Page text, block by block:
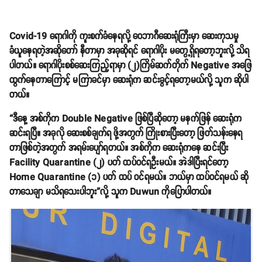
Covid-19 ရောဂါကို ကူးစက်ခံနေရလို့ ဝေဘာဂီဆေးရုံကြီးမှာ ဆေးကုသမှု
ခံယူနေရတဲ့အဆိုတော် နီတာမှာ အခုဆိုရင် ရောဂါပိုး မတွေ့ရှိရတော့ဘူးလို့ သိရ
ပါတယ်။ ရောဂါပိုးစစ်ဆေးကြည့်ရာမှာ (၂)ကြိမ်ဆက်တိုက် Negative အဖြေ
ထွက်နေတာကြောင့် မကြာခင်မှာ ဆေးရုံက ဆင်းခွင့်ရတော့မယ်လို့ သူက ဆိုပါ
တယ်။
“ဒီနေ့ အစ်ကိုက Double Negative ဖြစ်ပြီဆိုတော့ မနက်ဖြန် ဆေးရုံက
ဆင်းရပြီ။ အခုလို ဆေးစစ်ချက်ရ ဖို့အတွက် ကြိုးစားပြီးတော့ ဖြတ်သန်းနေရ
တာဖြစ်တဲ့အတွက် အရမ်းပျော်ရတယ်။ အစ်ကိုက ဆေးရုံကနေ ဆင်းပြီး
Facility Quarantine (၂) ပတ် ထပ်ဝင်ရဦးမယ်။ အဲဒါပြီးရင်တော့
Home Quarantine (၁) ပတ် ထပ် ဝင်ရမယ်။ ဘယ်မှာ ထပ်ဝင်ရမယ် ဆို
တာသေချာ မသိရသေးပါဘူး”လို့ သူက Duwun ကိုပြောပါတယ်။